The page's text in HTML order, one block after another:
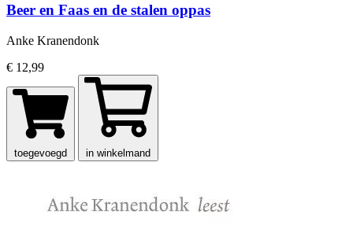
Beer en Faas en de stalen oppas
Anke Kranendonk
€ 12,99
toegevoegd in winkelmand